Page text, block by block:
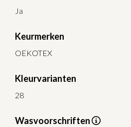
Ja
Keurmerken
OEKOTEX
Kleurvarianten
28
Wasvoorschriften